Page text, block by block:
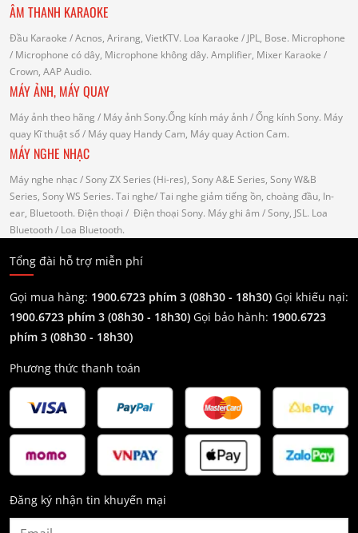
ÂM THANH KARAOKE
Đầu Karaoke / Acnos, Arirang, VietKTV. Loa Karaoke / JPL, Bose. Microphone
/ Microphone có dây, Microphone không dây. Amplifier, Mixer Karaoke /
Crown, AAP Audio.
MÁY ẢNH, MÁY QUAY
Máy ảnh theo hãng / Máy ảnh Sony.Ống kính máy ảnh / Ống kính Sony. Máy
quay Kĩ thuật số/ Máy quay Handy Cam, Máy quay Action Cam.
MÁY NGHE NHẠC
Máy nghe nhạc / Sony ZX Series (Hi-res), Sony A&E Series, Sony W&B
Series, Sony WS Series. Tai nghe/ Tai nghe giảm tiếng ồn, choàng đầu, In-
ear, Bluetooth. Điện thoại / Điện thoại Sony. Máy ghi âm / Sony, JSL. Loa
Bluetooth/ Loa Bluetooth.
Tổng đài hỗ trợ miễn phí
Gọi mua hàng: 1900.6723 phím 3 (08h30 - 18h30) Gọi khiếu nại:
1900.6723 phím 3 (08h30 - 18h30) Gọi bảo hành: 1900.6723
phím 3 (08h30 - 18h30)
Phương thức thanh toán
Đăng ký nhận tin khuyến mại